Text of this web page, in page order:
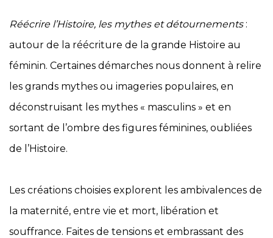
Réécrire l’Histoire, les mythes et détournements:
autour de la réécriture de la grande Histoire au
féminin. Certaines démarches nous donnent à relire
les grands mythes ou imageries populaires, en
déconstruisant les mythes « masculins » et en
sortant de l’ombre des figures féminines, oubliées
de l’Histoire.
Les créations choisies explorent les ambivalences de
la maternité, entre vie et mort, libération et
souffrance. Faites de tensions et embrassant des